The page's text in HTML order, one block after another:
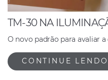
TM-30 NA
O novo padrão para avaliar a
CONTINUE LENDO